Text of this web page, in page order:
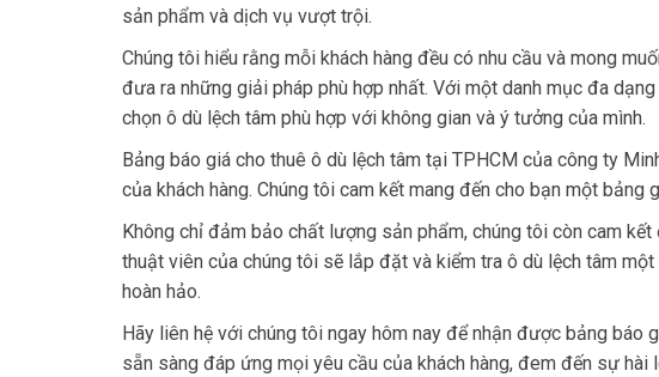
sản phẩm và dịch vụ vượt trội.
Chúng tôi hiểu rằng mỗi khách hàng đều có nhu cầu và mong
đưa ra những giải pháp phù hợp nhất. Với một danh mục đa
chọn ô dù lệch tâm phù hợp với không gian và ý tưởng của mình.
Bảng báo giá cho thuê ô dù lệch tâm tại TPHCM của công ty
của khách hàng. Chúng tôi cam kết mang đến cho bạn một bảng
Không chỉ đảm bảo chất lượng sản phẩm, chúng tôi còn cam
thuật viên của chúng tôi sẽ lắp đặt và kiểm tra ô dù lệch tâm
hoàn hảo.
Hãy liên hệ với chúng tôi ngay hôm nay để nhận được bảng báo
sẵn sàng đáp ứng mọi yêu cầu của khách hàng, đem đến sự hài